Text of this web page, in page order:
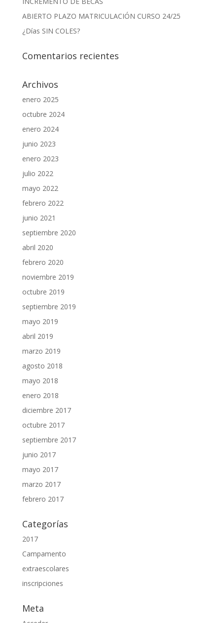
ABIERTO PLAZO MATRICULACIÓN CURSO 24/25
¿Días SIN COLES?
Comentarios recientes
Archivos
enero 2025
octubre 2024
enero 2024
junio 2023
enero 2023
julio 2022
mayo 2022
febrero 2022
junio 2021
septiembre 2020
abril 2020
febrero 2020
noviembre 2019
octubre 2019
septiembre 2019
mayo 2019
abril 2019
marzo 2019
agosto 2018
mayo 2018
enero 2018
diciembre 2017
octubre 2017
septiembre 2017
junio 2017
mayo 2017
marzo 2017
febrero 2017
Categorías
2017
Campamento
extraescolares
inscripciones
Meta